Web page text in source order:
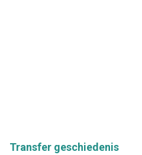
Transfer geschiedenis